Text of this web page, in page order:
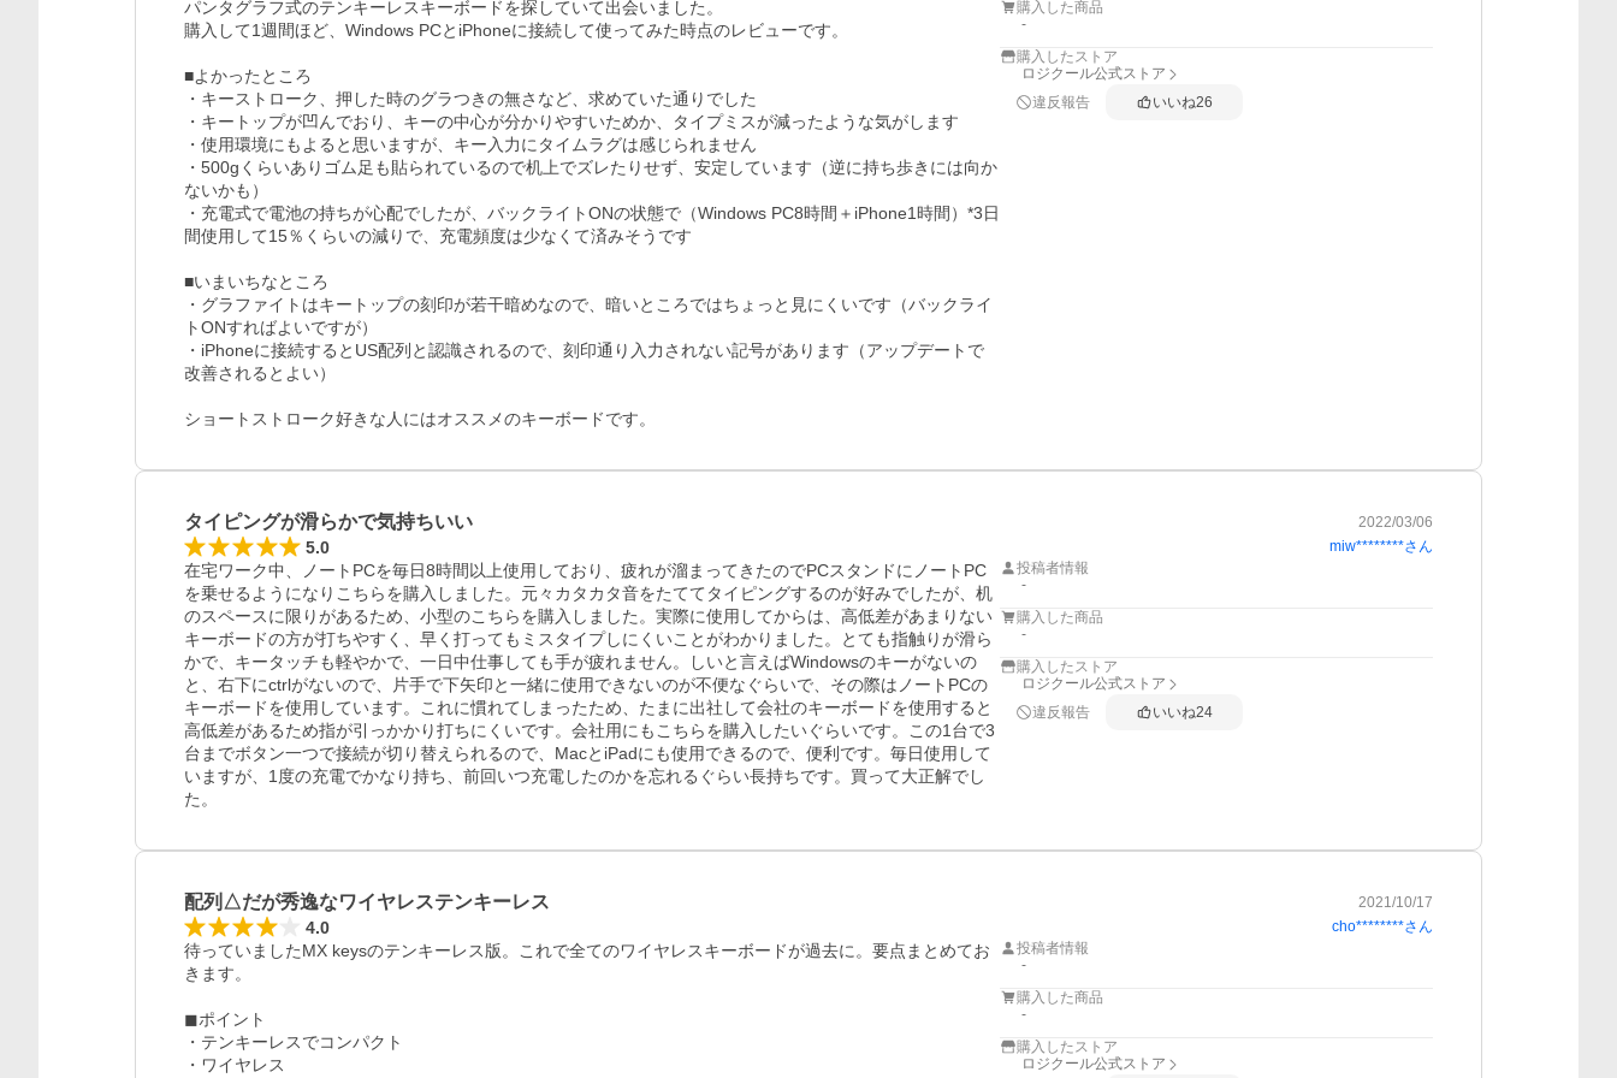
パンタグラフ式のテンキーレスキーボードを探していて出会いました。
購入して1週間ほど、Windows PCとiPhoneに接続して使ってみた時点のレビューです。
■よかったところ
・キーストローク、押した時のグラつきの無さなど、求めていた通りでした
・キートップが凹んでおり、キーの中心が分かりやすいためか、タイプミスが減ったような気がします
・使用環境にもよると思いますが、キー入力にタイムラグは感じられません
・500gくらいありゴム足も貼られているので机上でズレたりせず、安定しています（逆に持ち歩きには向か
ないかも）
・充電式で電池の持ちが心配でしたが、バックライトONの状態で（Windows PC8時間＋iPhone1時間）*3日
間使用して15％くらいの減りで、充電頻度は少なくて済みそうです
■いまいちなところ
・グラファイトはキートップの刻印が若干暗めなので、暗いところではちょっと見にくいです（バックライ
トONすればよいですが）
・iPhoneに接続するとUS配列と認識されるので、刻印通り入力されない記号があります（アップデートで
改善されるとよい）
ショートストローク好きな人にはオススメのキーボードです。
購入した商品
-
購入したストア
ロジクール公式ストア
違反報告
いいね26
タイピングが滑らかで気持ちいい 2022/03/06
5.0 miw********さん
在宅ワーク中、ノートPCを毎日8時間以上使用しており、疲れが溜まってきたのでPCスタンドにノートPC
を乗せるようになりこちらを購入しました。元々カタカタ音をたててタイピングするのが好みでしたが、机
のスペースに限りがあるため、小型のこちらを購入しました。実際に使用してからは、高低差があまりない
キーボードの方が打ちやすく、早く打ってもミスタイプしにくいことがわかりました。とても指触りが滑ら
かで、キータッチも軽やかで、一日中仕事しても手が疲れません。しいと言えばWindowsのキーがないの
と、右下にctrlがないので、片手で下矢印と一緒に使用できないのが不便なぐらいで、その際はノートPCの
キーボードを使用しています。これに慣れてしまったため、たまに出社して会社のキーボードを使用すると
高低差があるため指が引っかかり打ちにくいです。会社用にもこちらを購入したいぐらいです。この1台で3
台までボタン一つで接続が切り替えられるので、MacとiPadにも使用できるので、便利です。毎日使用して
いますが、1度の充電でかなり持ち、前回いつ充電したのかを忘れるぐらい長持ちです。買って大正解でし
た。
投稿者情報
-
購入した商品
-
購入したストア
ロジクール公式ストア
違反報告
いいね24
配列△だが秀逸なワイヤレステンキーレス 2021/10/17
4.0 cho********さん
待っていましたMX keysのテンキーレス版。これで全てのワイヤレスキーボードが過去に。要点まとめてお
きます。
◼︎ポイント
・テンキーレスでコンパクト
・ワイヤレス
投稿者情報
-
購入した商品
-
購入したストア
ロジクール公式ストア